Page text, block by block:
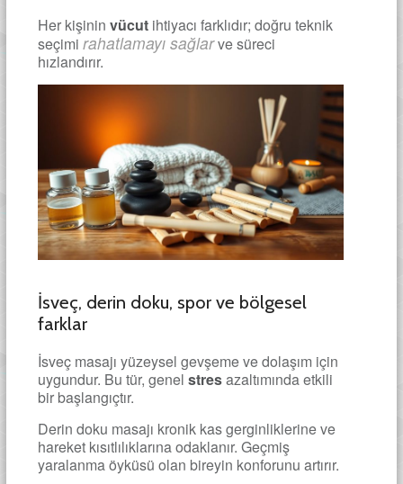
Her kişinin vücutihtiyacı farklıdır; doğru teknik
seçimi rahatlamayı sağlarve süreci
hızlandırır.
İsveç, derin doku, spor ve bölgesel
farklar
İsveç masajı yüzeysel gevşeme ve dolaşım için
uygundur. Bu tür, genel stresazaltımında etkili
bir başlangıçtır.
Derin doku masajı kronik kas gerginliklerine ve
hareket kısıtlılıklarına odaklanır. Geçmiş
yaralanma öyküsü olan bireyin konforunu artırır.